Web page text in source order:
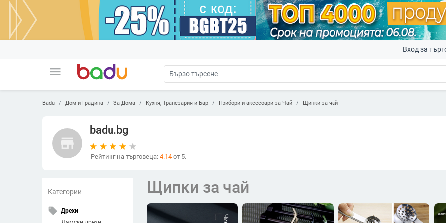
menu
Вход за
Badu Дом и Градина За Дома Кухня, Трапезария и Бар Прибори и аксесоари за Чай Щипки за чай
store
badu.bg
Рейтинг на търговеца: 4.14 от 5.
Категории
local_offer Дрехи
Щипки за чай